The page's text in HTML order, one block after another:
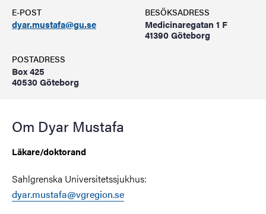
E-POST
dyar.mustafa@gu.se
BESÖKSADRESS
Medicinaregatan 1 F
41390 Göteborg
POSTADRESS
Box 425
40530 Göteborg
Om Dyar Mustafa
Läkare/doktorand
Sahlgrenska Universitetssjukhus:
dyar.mustafa@vgregion.se